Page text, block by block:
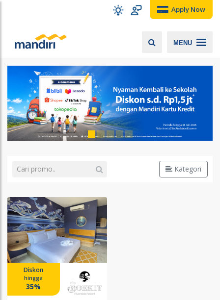
Apply Now
MENU
Kategori
Diskon
hingga
35%